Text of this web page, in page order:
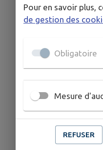
Pour en savoir plus,
de gestion des
Obligatoire
Mesure
REFUSER